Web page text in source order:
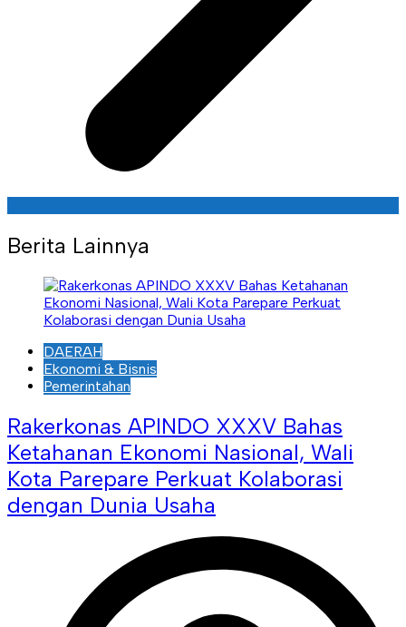
Berita Lainnya
DAERAH
Ekonomi & Bisnis
Pemerintahan
Rakerkonas APINDO XXXV Bahas
Ketahanan Ekonomi Nasional, Wali
Kota Parepare Perkuat Kolaborasi
dengan Dunia Usaha